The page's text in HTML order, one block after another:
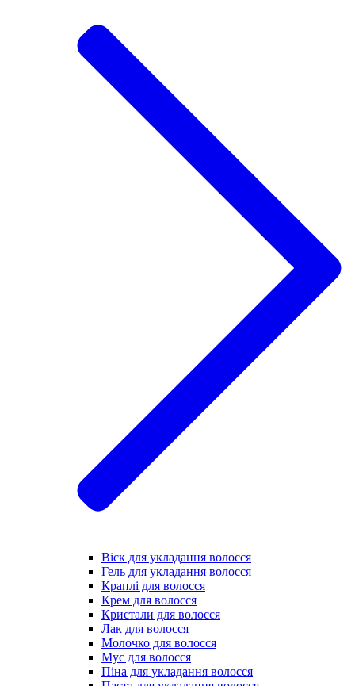
Віск для укладання волосся
Гель для укладання волосся
Краплі для волосся
Крем для волосся
Кристали для волосся
Лак для волосся
Молочко для волосся
Мус для волосся
Піна для укладання волосся